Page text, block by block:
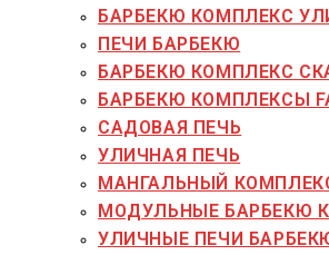
БАРБЕКЮ КОМПЛЕКС
ПЕЧИ БАРБЕКЮ
БАРБЕКЮ КОМПЛЕКС
БАРБЕКЮ КОМПЛЕКСЫ
САДОВАЯ ПЕЧЬ
УЛИЧНАЯ ПЕЧЬ
МАНГАЛЬНЫЙ КОМПЛЕКС
МОДУЛЬНЫЕ БАРБЕКЮ
УЛИЧНЫЕ ПЕЧИ